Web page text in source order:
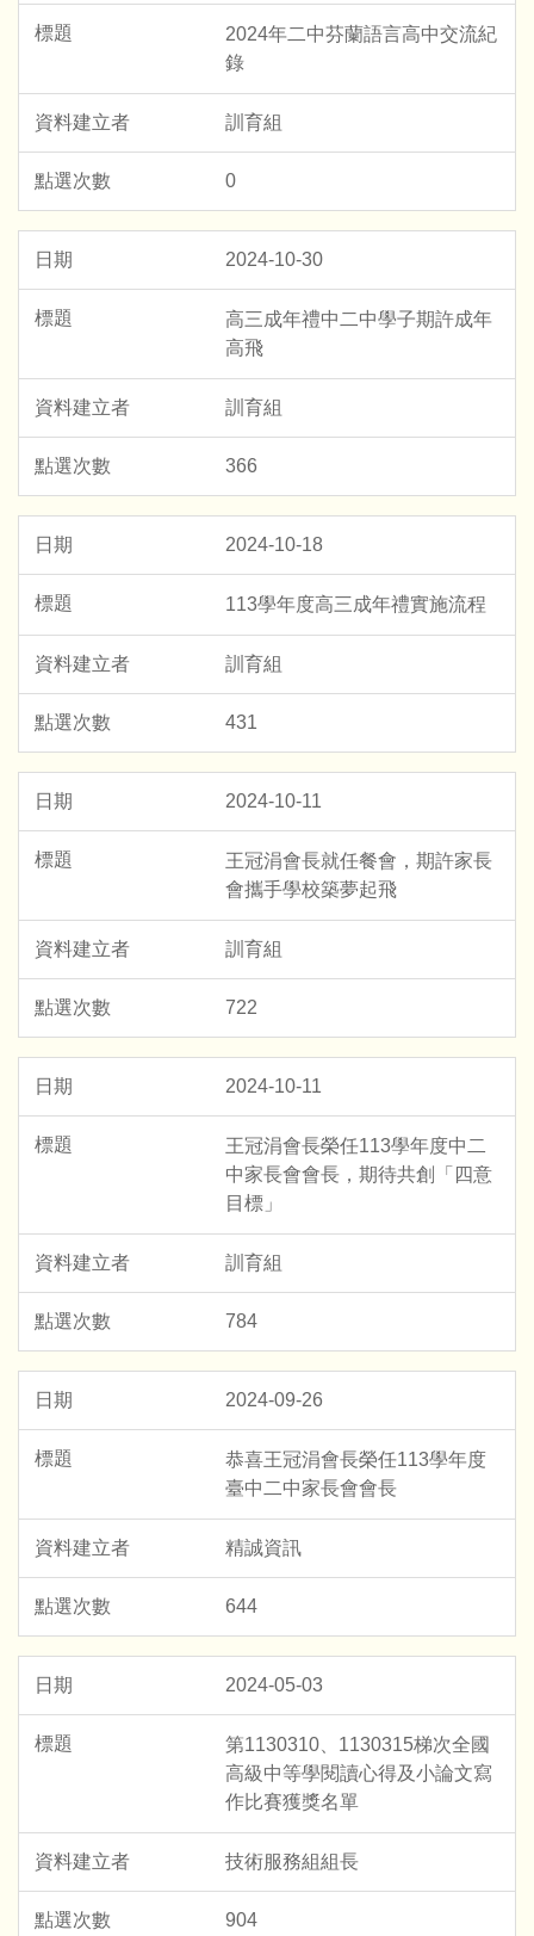
2024年二中芬蘭語言高中交流紀
錄
訓育組
0
2024-10-30
高三成年禮中二中學子期許成年
高飛
訓育組
366
2024-10-18
113學年度高三成年禮實施流程
訓育組
431
2024-10-11
王冠涓會長就任餐會，期許家長
會攜手學校築夢起飛
訓育組
722
2024-10-11
王冠涓會長榮任113學年度中二
中家長會會長，期待共創「四意
目標」
訓育組
784
2024-09-26
恭喜王冠涓會長榮任113學年度
臺中二中家長會會長
精誠資訊
644
2024-05-03
第1130310、1130315梯次全國
高級中等學閱讀心得及小論文寫
作比賽獲獎名單
技術服務組組長
904